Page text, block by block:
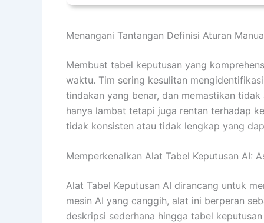
Menangani Tantangan Definisi Aturan
Membuat tabel keputusan yang
waktu. Tim sering kesulitan
tindakan yang benar, dan memastikan
hanya lambat tetapi juga rentan terhadap
tidak konsisten atau tidak lengkap yang
Memperkenalkan Alat Tabel Keputusan AI:
Alat Tabel Keputusan AI dirancang untuk
mesin AI yang canggih, alat ini berperan
deskripsi sederhana hingga tabel